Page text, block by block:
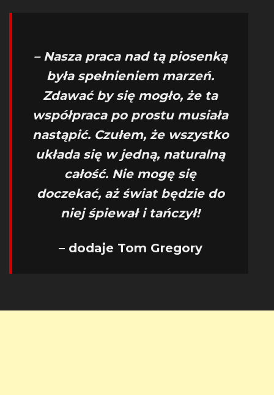
– Nasza praca nad tą piosenką
była spełnieniem marzeń.
Zdawać by się mogło, że ta
współpraca po prostu musiała
nastąpić. Czułem, że wszystko
układa się w jedną, naturalną
całość. Nie mogę się
doczekać, aż świat będzie do
niej śpiewał i tańczył!
– dodaje Tom Gregory